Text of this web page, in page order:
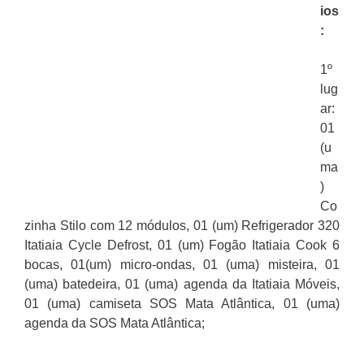
ios
:
1º
lug
ar:
01
(u
ma
)
Co
zinha Stilo com 12 módulos, 01 (um) Refrigerador 320
Itatiaia Cycle Defrost, 01 (um) Fogão Itatiaia Cook 6
bocas, 01(um) micro-ondas, 01 (uma) misteira, 01
(uma) batedeira, 01 (uma) agenda da Itatiaia Móveis,
01 (uma) camiseta SOS Mata Atlântica, 01 (uma)
agenda da SOS Mata Atlântica;